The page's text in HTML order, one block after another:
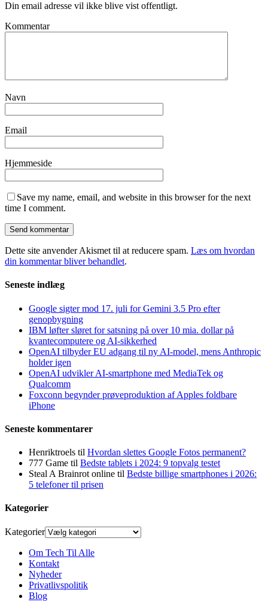
Din email adresse vil ikke blive vist offentligt.
Kommentar
Navn
Email
Hjemmeside
Save my name, email, and website in this browser for the next
time I comment.
Dette site anvender Akismet til at reducere spam. Læs om hvordan
din kommentar bliver behandlet.
Seneste indlæg
Google sigter mod 17. juli for Gemini 3.5 Pro efter
genopbygning
IBM løfter sløret for satsning på over 10 mia. dollar på
kvantecomputere og AI-sikkerhed
OpenAI tilbyder EU adgang til ny AI-model, mens Anthropic
holder igen
OpenAI udvikler AI-smartphone med MediaTek og
Qualcomm
Foxconn begynder prøveproduktion af Apples foldbare
iPhone
Seneste kommentarer
Henriktroels til Hvordan slettes Google Fotos permanent?
777 Game til Bedste tablets i 2024: 9 topvalg testet
Steal A Brainrot online til Bedste billige smartphones i 2026:
5 telefoner til prisen
Kategorier
Kategorier
Om Tech Til Alle
Kontakt
Nyheder
Privatlivspolitik
Blog